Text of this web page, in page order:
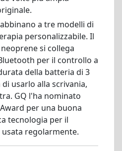
a tre modelli di
personalizzabile. Il
si collega
per il controllo a
della batteria di 3
usarlo alla scrivania,
GQ l'ha nominato
per una buona
tecnologia per il
usata regolarmente.